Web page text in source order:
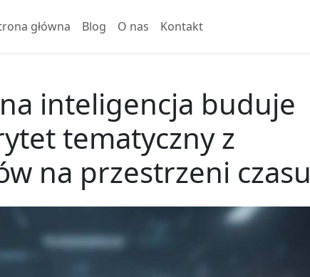
główna Blog O nas Kontakt
inteligencja buduje
tematyczny z
na przestrzeni czasu